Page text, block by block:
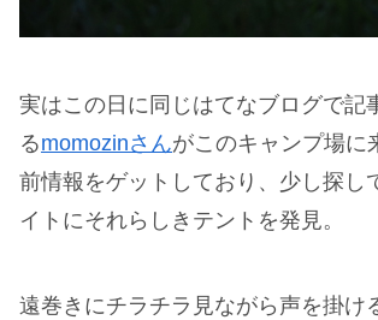
実はこの日に同じはてなブログで記
るmomozinさんがこのキャンプ場に
前情報をゲットしており、少し探し
イトにそれらしきテントを発見。
遠巻きにチラチラ見ながら声を掛け